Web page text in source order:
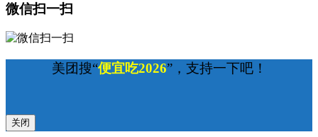
微信扫一扫
美团搜“便宜吃2026”，支持一下吧！
关闭